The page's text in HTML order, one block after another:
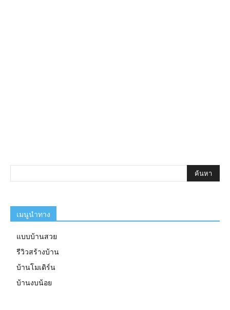
เมนูนำทาง
แบบบ้านสวย
รีวิวสร้างบ้าน
บ้านโมเดิร์น
บ้านงบน้อย